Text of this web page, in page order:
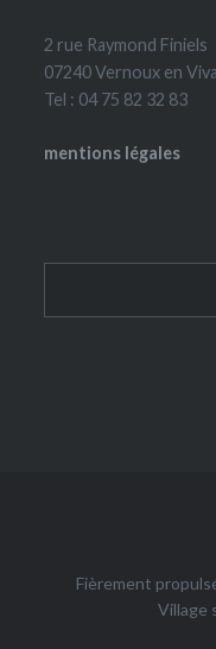
2 rue Raymond Finiels
07240 Vernoux en
Tel : 04 75 82 32 83
mentions légales
Fièrement
Village